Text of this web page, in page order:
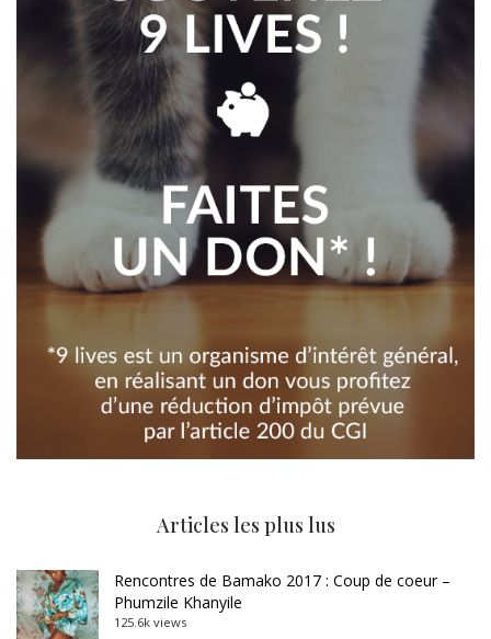
Articles les plus lus
Rencontres de Bamako 2017 : Coup de coeur –
Phumzile Khanyile
125.6k views